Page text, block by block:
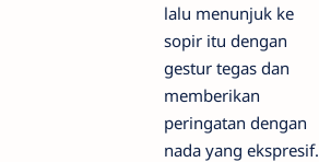
lalu menunjuk ke
sopir itu dengan
gestur tegas dan
memberikan
peringatan dengan
nada yang ekspresif.